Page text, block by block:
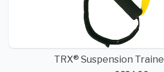
TRX® Suspension